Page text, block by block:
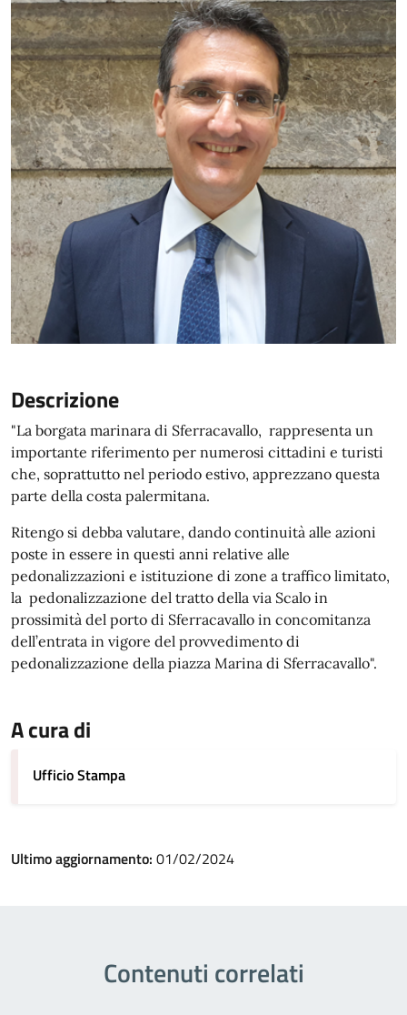
Descrizione
"La borgata marinara di Sferracavallo, rappresenta un
importante riferimento per numerosi cittadini e turisti
che, soprattutto nel periodo estivo, apprezzano questa
parte della costa palermitana.
Ritengo si debba valutare, dando continuità alle azioni
poste in essere in questi anni relative alle
pedonalizzazioni e istituzione di zone a traffico limitato,
la pedonalizzazione del tratto della via Scalo in
prossimità del porto di Sferracavallo in concomitanza
dell’entrata in vigore del provvedimento di
pedonalizzazione della piazza Marina di Sferracavallo".
A cura di
Ufficio Stampa
Ultimo aggiornamento: 01/02/2024
Contenuti correlati